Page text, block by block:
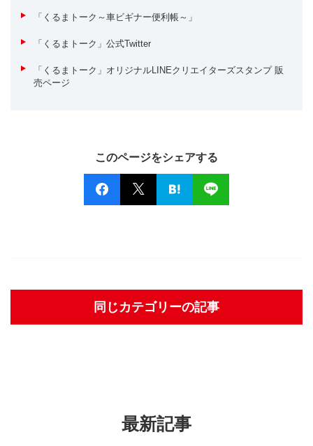
「くるまトーク～車ビギナー便利帳～」
「くるまトーク」公式Twitter
「くるまトーク」オリジナルLINEクリエイターズスタンプ 販
売ページ
このページをシェアする
同じカテゴリーの記事
最新記事